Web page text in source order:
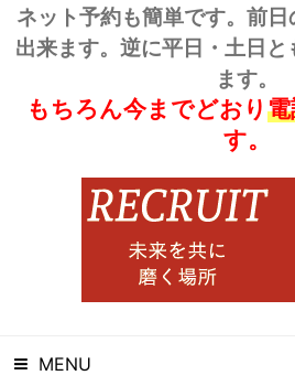
ネット予約も簡単です。前
出来ます。逆に平日・土日
ます。
もちろん今までどおり
す。
MENU